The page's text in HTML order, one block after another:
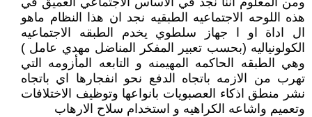
هذه اللوحه الاجتماعيه الطبقيه نجد ان هذا النظام ماهو
ال اداة او ا جهاز سلطوي يخدم الطبقه الاجتماعيه
الكولونياليه (بحسب تعبير المفكر المناضل مهدي عامل )
وهي الطبقه الحاكمه المهيمنه و التابعه المأزومه التي
تهرب من الازمه باتجاه الدفع نحو انفجارها اي باتجاه
نشر منطق اذكاء العصبويات بانواعها وتوظيف الاختلافات
وتعميم واشاعه الكراهيه و استخدام سلاح الارهاب